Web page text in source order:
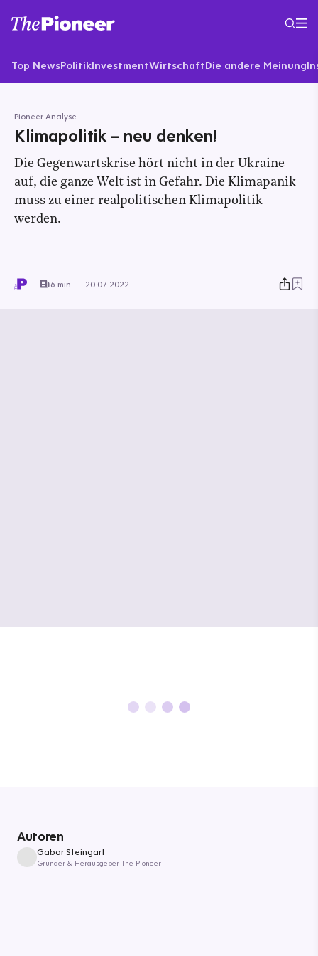
Top NewsPolitikInvestmentWirtschaftDie andere Meinung
Pioneer Analyse
Klimapolitik – neu denken!
Die Gegenwartskrise hört nicht in der Ukraine
auf, die ganze Welt ist in Gefahr. Die Klimapanik
muss zu einer realpolitischen Klimapolitik
werden.
6 min. 20.07.2022
Autoren
Gabor Steingart
Gründer & Herausgeber The Pioneer